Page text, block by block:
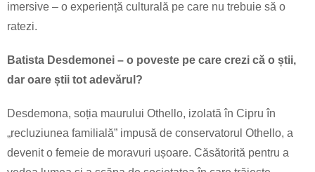
imersive – o experiență culturală pe care nu trebuie să o
ratezi.
Batista Desdemonei – o poveste pe care crezi că o știi,
dar oare știi tot adevărul?
Desdemona, soția maurului Othello, izolată în Cipru în
„recluziunea familială” impusă de conservatorul Othello, a
devenit o femeie de moravuri ușoare. Căsătorită pentru a